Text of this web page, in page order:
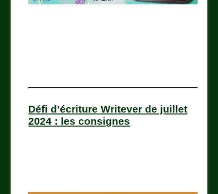
Défi d’écriture Writever de juillet
2024 : les consignes